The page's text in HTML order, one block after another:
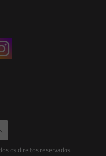
os direitos reservados.